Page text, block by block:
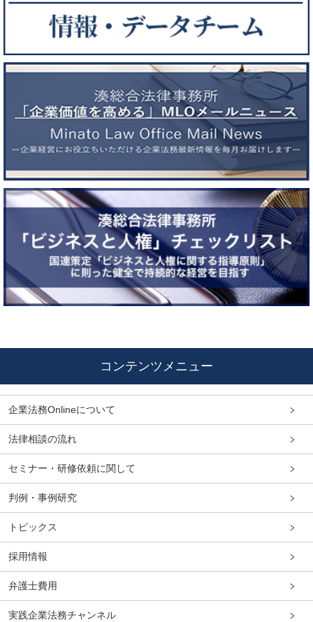
コンテンツメニュー
企業法務Onlineについて
法律相談の流れ
セミナー・研修依頼に関して
判例・事例研究
トピックス
採用情報
弁護士費用
実践企業法務チャンネル